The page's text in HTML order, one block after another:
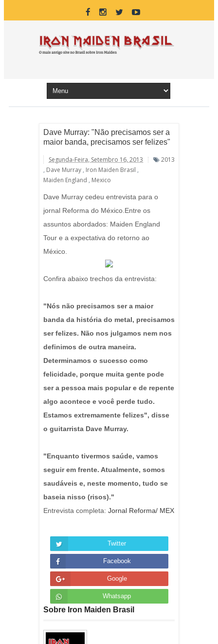
Dave Murray: "Não precisamos ser a
maior banda, precisamos ser felizes"
Segunda-Feira, Setembro 16, 2013
2013
, Dave Murray , Iron Maiden Brasil ,
Maiden England , Mexico
Dave Murray cedeu entrevista para o
jornal Reforma do México.Entre os
assuntos abordados: Maiden England
Tour e a expectativa do retorno ao
México.
Confira abaixo trechos da entrevista:
"Nós não precisamos ser a maior
banda da história do metal, precisamos
ser felizes. Não nos julgamos nem nos
definimos de outra maneira.
Determinamos o sucesso como
felicidade, porque muita gente pode
ser a pessoa mais popular e de repente
algo acontece e você perde tudo.
Estamos extremamente felizes", disse
o guitarrista Dave Murray.
"Enquanto tivermos saúde, vamos
seguir em frente. Atualmente, somos
saudáveis ​​e, neste momento, tudo se
baseia nisso (risos)."
Entrevista completa: Jornal Reforma/ MEX
Twitter
Facebook
Google
Whatsapp
Sobre Iron Maiden Brasil